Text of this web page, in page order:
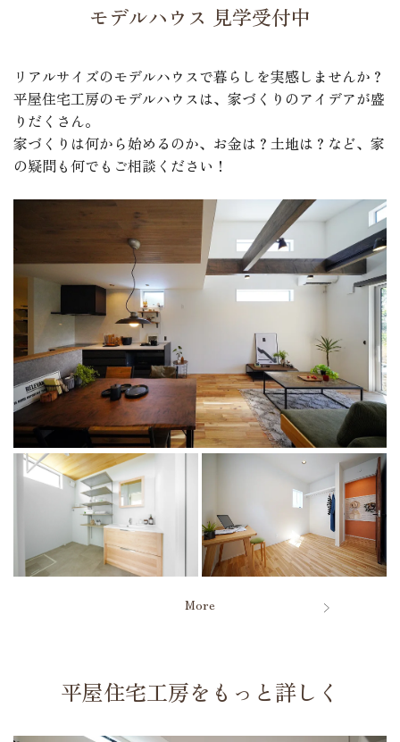
モデルハウス 見学受付中
リアルサイズのモデルハウスで暮らしを実感しませんか？
平屋住宅工房のモデルハウスは、家づくりのアイデアが盛
りだくさん。
家づくりは何から始めるのか、お金は？土地は？など、家
の疑問も何でもご相談ください！
More
平屋住宅工房をもっと詳しく